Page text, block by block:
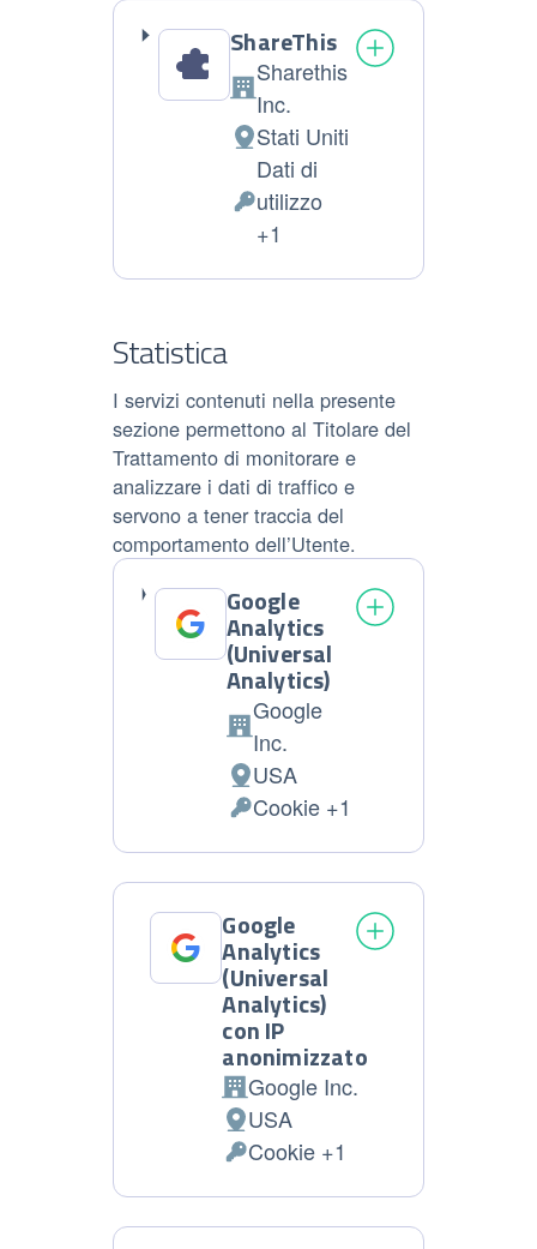
ShareThis
Azienda:
Sharethis
Inc.
Luogo
del
trattamento:
Stati Uniti
Dati
Personali
trattati:
Dati di
utilizzo
+1
Statistica
I servizi contenuti nella presente
sezione permettono al Titolare del
Trattamento di monitorare e
analizzare i dati di traffico e
servono a tener traccia del
comportamento dell’Utente.
Google
Analytics
(Universal
Analytics)
Azienda:
Google
Inc.
Luogo
del
trattamento:
USA
Dati
Personali
trattati:
Cookie +1
Google
Analytics
(Universal
Analytics)
con IP
anonimizzato
Azienda:
Google Inc.
Luogo
del
trattamento:
USA
Dati
Personali
trattati:
Cookie +1